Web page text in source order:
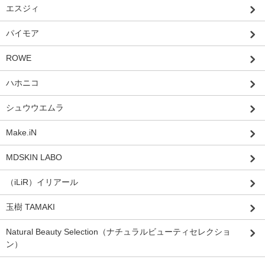
エスジィ
パイモア
ROWE
ハホニコ
シュウウエムラ
Make.iN
MDSKIN LABO
（iLiR）イリアール
玉樹 TAMAKI
Natural Beauty Selection（ナチュラルビューティセレクショ
ン）